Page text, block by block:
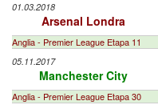
01.03.2018
Arsenal Londra
Anglia - Premier League Etapa 11
05.11.2017
Manchester City
Anglia - Premier League Etapa 30